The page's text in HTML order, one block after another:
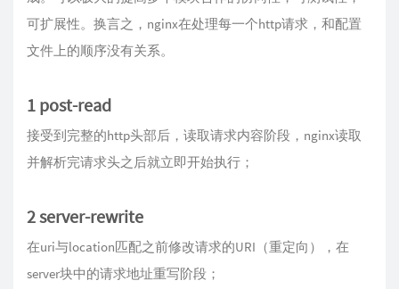
可扩展性。换言之，nginx在处理每一个http请求，和配置
文件上的顺序没有关系。
1 post-read
接受到完整的http头部后，读取请求内容阶段，nginx读取
并解析完请求头之后就立即开始执行；
2 server-rewrite
在uri与location匹配之前修改请求的URI（重定向），在
server块中的请求地址重写阶段；